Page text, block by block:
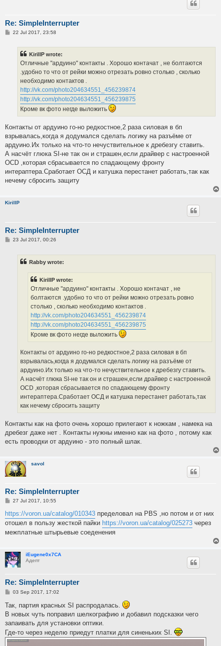
Re: SimpleInterrupter
P22 Jul 2017, 23:58
KirillP wrote:
Отличные "ардуино" контакты . Хорошо контачат , не болтаются
.удобно то что от рейки можно отрезать ровно столько , сколько
необходимо контактов .
http://vk.com/photo204634551_456239874
http://vk.com/photo204634551_456239875
Кроме вк фото негде выложить
Контакты от ардуино го-но редкостное,2 раза силовая в бп
взрывалась,когда я додумался сделать логику на разъёме от
ардуино.Их только на что-то нечуствительное к дребезгу ставить.
А насчёт глюка SI-не так он и страшен,если драйвер с настроенной
OCD ,которая сбрасывается по спадающему фронту
интераптера.Сработает ОСД и катушка перестанет работать,так как
нечему сбросить защиту
KirillP
Re: SimpleInterrupter
P23 Jul 2017, 00:26
Rabby wrote:
KirillP wrote:
Отличные "ардуино" контакты . Хорошо контачат , не
болтаются .удобно то что от рейки можно отрезать ровно
столько , сколько необходимо контактов .
http://vk.com/photo204634551_456239874
http://vk.com/photo204634551_456239875
Кроме вк фото негде выложить
Контакты от ардуино го-но редкостное,2 раза силовая в бп
взрывалась,когда я додумался сделать логику на разъёме от
ардуино.Их только на что-то нечуствительное к дребезгу ставить.
А насчёт глюка SI-не так он и страшен,если драйвер с настроенной
OCD ,которая сбрасывается по спадающему фронту
интераптера.Сработает ОСД и катушка перестанет работать,так
как нечему сбросить защиту
Контакты как на фото очень хорошо прилегают к ножкам , намека на
дребезг даже нет . Контакты нужны именно как на фото , потому как
есть проводки от ардуино - это полный шлак.
savol
Re: SimpleInterrupter
P
s
t
27 Jul 2017, 10:55
https://voron.ua/catalog/010343 пределовал на PBS ,но потом и от них
отошел в пользу жесткой пайки https://voron.ua/catalog/025273 через
межплатные штырьевые соеденения
iEugene0x7CA
Адепт
Re: SimpleInterrupter
P
s
t
03 Sep 2017, 17:02
Так, партия красных SI распродалась.
В новых чуть поправил шелкографию и добавил подсказки чего
запаивать для установки оптики.
Где-то через неделю приедут платки для синеньких SI.